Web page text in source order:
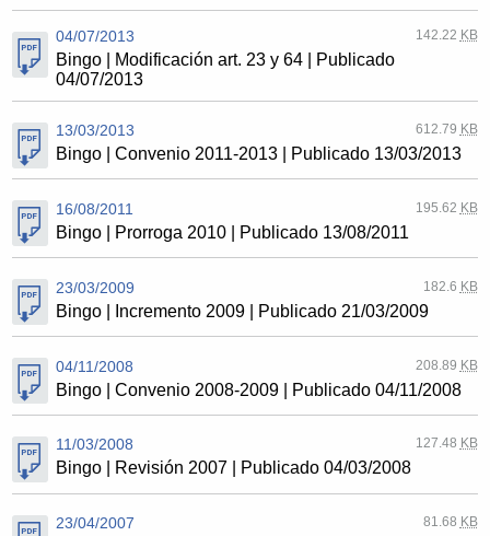
04/07/2013 142.22 KB
Bingo | Modificación art. 23 y 64 | Publicado
04/07/2013
13/03/2013 612.79 KB
Bingo | Convenio 2011-2013 | Publicado 13/03/2013
16/08/2011 195.62 KB
Bingo | Prorroga 2010 | Publicado 13/08/2011
23/03/2009 182.6 KB
Bingo | Incremento 2009 | Publicado 21/03/2009
04/11/2008 208.89 KB
Bingo | Convenio 2008-2009 | Publicado 04/11/2008
11/03/2008 127.48 KB
Bingo | Revisión 2007 | Publicado 04/03/2008
23/04/2007 81.68 KB